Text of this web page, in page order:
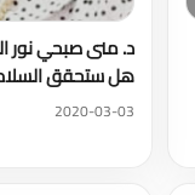
د. منى صبحي نور
هل ستحقق
2020-03-03